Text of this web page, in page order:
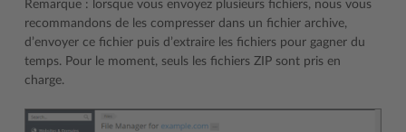
Remarque : lorsque vous envoyez plusieurs fichiers, nous vous
recommandons de les compresser dans un fichier archive,
d’envoyer ce fichier puis d’extraire les fichiers pour gagner du
temps. Pour le moment, seuls les fichiers ZIP sont pris en
charge.